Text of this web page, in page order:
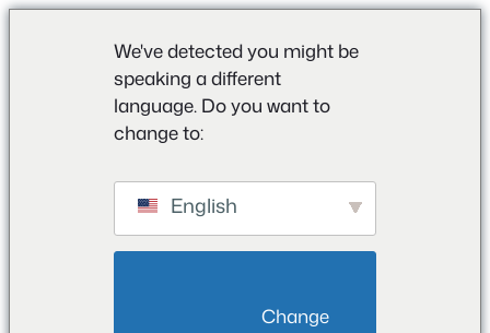
We've detected you might be
speaking a different
language. Do you want to
change to:
English